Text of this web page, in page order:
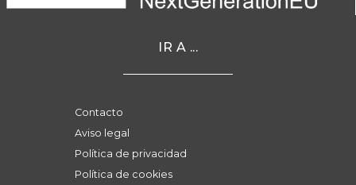
IR A ...
Contacto
Aviso legal
Política de privacidad
Política de cookies